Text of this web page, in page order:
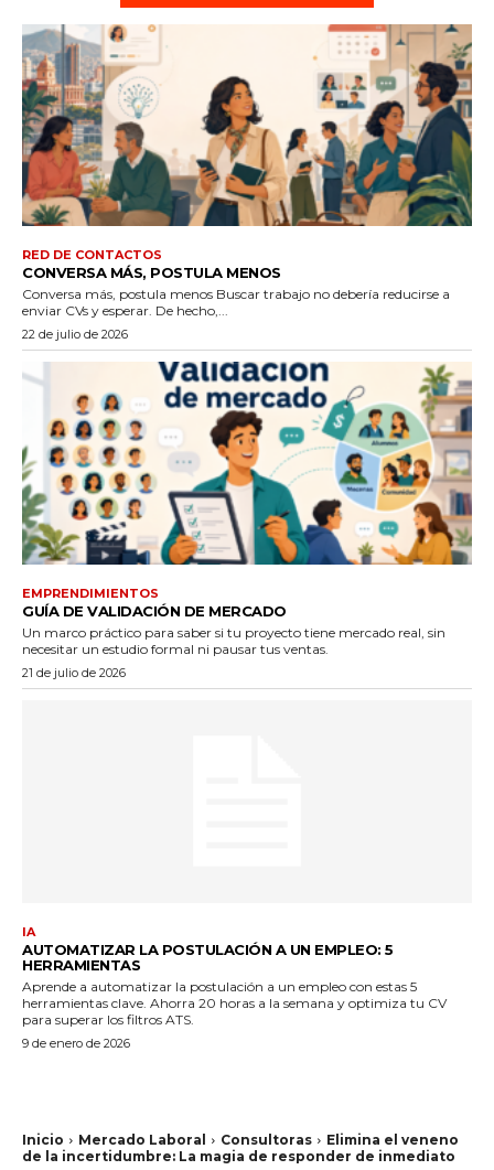
RED DE CONTACTOS
CONVERSA MÁS, POSTULA MENOS
Conversa más, postula menos Buscar trabajo no debería reducirse a
enviar CVs y esperar. De hecho,...
22 de julio de 2026
EMPRENDIMIENTOS
GUÍA DE VALIDACIÓN DE MERCADO
Un marco práctico para saber si tu proyecto tiene mercado real, sin
necesitar un estudio formal ni pausar tus ventas.
21 de julio de 2026
IA
AUTOMATIZAR LA POSTULACIÓN A UN EMPLEO: 5
HERRAMIENTAS
Aprende a automatizar la postulación a un empleo con estas 5
herramientas clave. Ahorra 20 horas a la semana y optimiza tu CV
para superar los filtros ATS.
9 de enero de 2026